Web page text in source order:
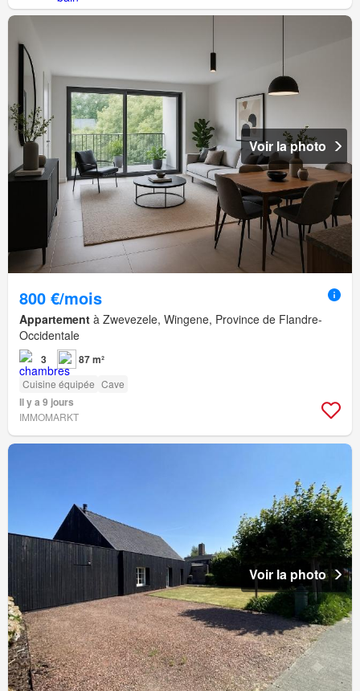
Voir la photo
800 €/mois
Appartement à Zwevezele, Wingene, Province de Flandre-
Occidentale
3 87 m²
Cuisine équipée Cave
Il y a 9 jours
IMMOMARKT
Voir la photo